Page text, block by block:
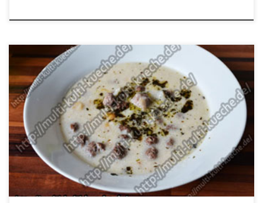
Zutaten für Joghurtsuppe 250g gekochte Kichererbsen75g
Reis400g Joghurt4 EL MehlSaft von 1/2 Zitrone2L Wasser500g
Hack3 Zwiebeln4 TL. Minze3 TL ButterSalz und Pfeffer
Zubereitung Etwas Wasser in einen Topf geben und den Reis darin
gar kochen. Das Hackfleisch mit den pürierten Zwiebeln, dem Salz
und Pfeffer vermischen. Nun daraus ca. Kichererbsen […]